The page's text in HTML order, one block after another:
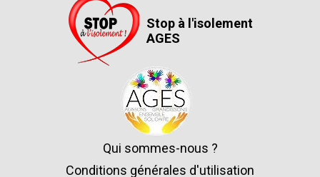
Stop à l'isolement
AGES
Qui sommes-nous ?
Conditions générales d'utilisation